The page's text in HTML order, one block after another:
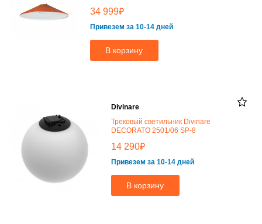
34 999₽
Привезем за 10-14 дней
В корзину
Divinare
Трековый светильник Divinare
DECORATO 2501/06 SP-8
14 290₽
Привезем за 10-14 дней
В корзину